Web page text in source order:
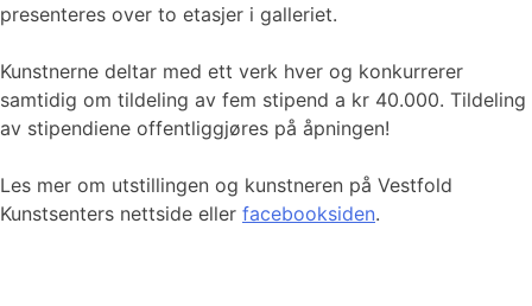
presenteres over to etasjer i galleriet.
Kunstnerne deltar med ett verk hver og konkurrerer
samtidig om tildeling av fem stipend a kr 40.000. Tildeling
av stipendiene offentliggjøres på åpningen!
Les mer om utstillingen og kunstneren på Vestfold
Kunstsenters nettside eller facebooksiden.